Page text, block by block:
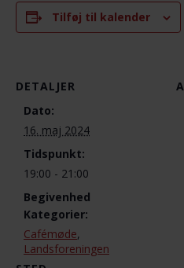
Tilføj til kalender
DETALJER
Dato:
16. maj 2024
Tidspunkt:
19:00 - 21:00
Begivenhed
Kategorier:
Cafémøde,
Landsforeningen